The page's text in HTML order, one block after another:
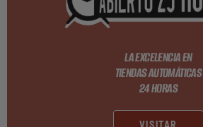
LA EXCELENCIA EN
TIENDAS AUTOMÁTICAS
24 HORAS
VISITAR